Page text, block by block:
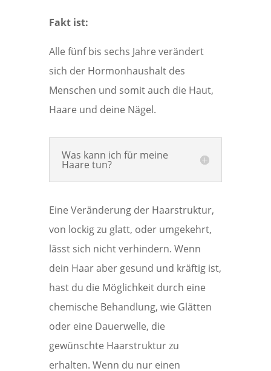
Fakt ist:
Alle fünf bis sechs Jahre verändert
sich der Hormonhaushalt des
Menschen und somit auch die Haut,
Haare und deine Nägel.
Was kann ich für meine
Haare tun?
Eine Veränderung der Haarstruktur,
von lockig zu glatt, oder umgekehrt,
lässt sich nicht verhindern. Wenn
dein Haar aber gesund und kräftig ist,
hast du die Möglichkeit durch eine
chemische Behandlung, wie Glätten
oder eine Dauerwelle, die
gewünschte Haarstruktur zu
erhalten. Wenn du nur einen